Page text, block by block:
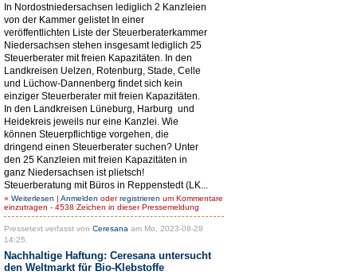
In Nordostniedersachsen lediglich 2 Kanzleien
von der Kammer gelistet In einer
veröffentlichten Liste der Steuerberaterkammer
Niedersachsen stehen insgesamt lediglich 25
Steuerberater mit freien Kapazitäten. In den
Landkreisen Uelzen, Rotenburg, Stade, Celle
und Lüchow-Dannenberg findet sich kein
einziger Steuerberater mit freien Kapazitäten.
In den Landkreisen Lüneburg, Harburg und
Heidekreis jeweils nur eine Kanzlei. Wie
können Steuerpflichtige vorgehen, die
dringend einen Steuerberater suchen? Unter
den 25 Kanzleien mit freien Kapazitäten in
ganz Niedersachsen ist plietsch!
Steuerberatung mit Büros in Reppenstedt (LK...
» Weiterlesen | Anmelden oderregistrieren um Kommentare
einzutragen - 4538 Zeichen in dieser Pressemeldung
Pressetext verfasst von Ceresana am Mo, 2023-08-28
14:25.
Nachhaltige Haftung: Ceresana untersucht
den Weltmarkt für Bio-Klebstoffe